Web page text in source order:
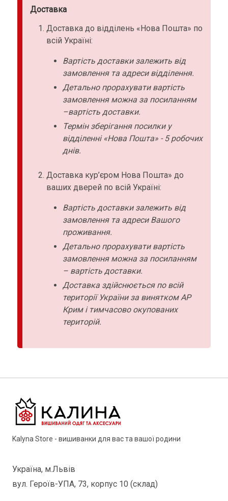
Доставка
Доставка до відділень «Нова Пошта» по
всій Україні:
Вартість доставки залежить від
замовлення та адреси відділення.
Детально прорахувати вартість
замовлення можна за посиланням
–вартість доставки.
Термін зберігання посилки у
відділенні «Нова Пошта» - 5 робочих
днів.
Доставка кур’єром Нова Пошта» до
ваших дверей по всій Україні:
Вартість доставки залежить від
замовлення та адреси Вашого
проживання.
Детально прорахувати вартість
замовлення можна за посиланням
– вартість доставки.
Доставка здійснюється по всій
території України за винятком АР
Крим і тимчасово окупованих
територій.
Kalyna Store - вишиванки для вас та вашої родини
Україна, м.Львів
вул. Героїв-УПА, 73, корпус 10 (склад)